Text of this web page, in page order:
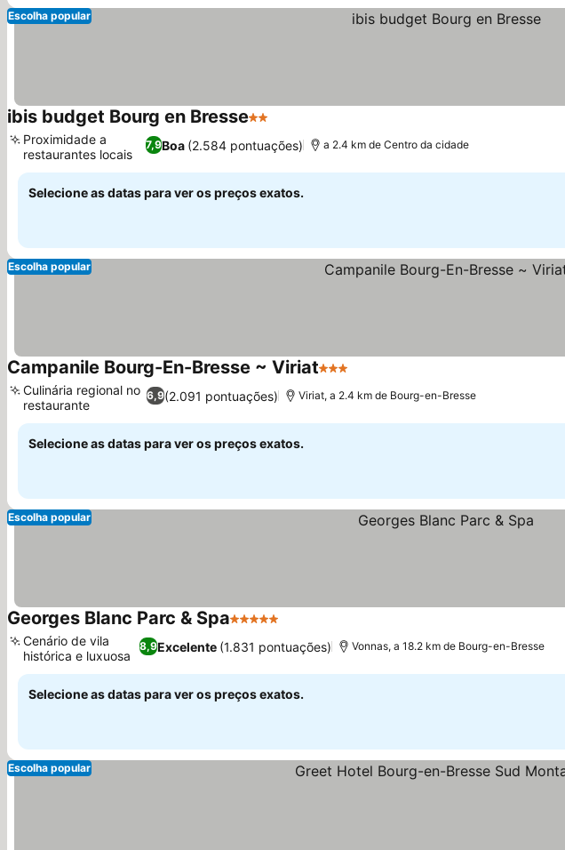
Escolha popular
ibis budget Bourg en Bresse2 Estrelas
7,9Boa (2.584 pontuações)
Proximidade a
restaurantes locais
a 2.4 km de Centro da cidade
Selecione as datas para ver os preços exatos.
Escolha popular
Campanile Bourg-En-Bresse ~ Viriat3 Estrelas
6,9(2.091 pontuações)
Culinária regional no
restaurante
Viriat, a 2.4 km de Bourg-en-Bresse
Selecione as datas para ver os preços exatos.
Escolha popular
Georges Blanc Parc & Spa5 Estrelas
8,9Excelente (1.831 pontuações)
Cenário de vila
histórica e luxuosa
Vonnas, a 18.2 km de Bourg-en-Bresse
Selecione as datas para ver os preços exatos.
Escolha popular